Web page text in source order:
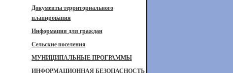
Документы территориального
планирования
Информация для граждан
Сельские поселения
МУНИЦИПАЛЬНЫЕ ПРОГРАММЫ
ИНФОРМАЦИОННАЯ БЕЗОПАСНОСТЬ